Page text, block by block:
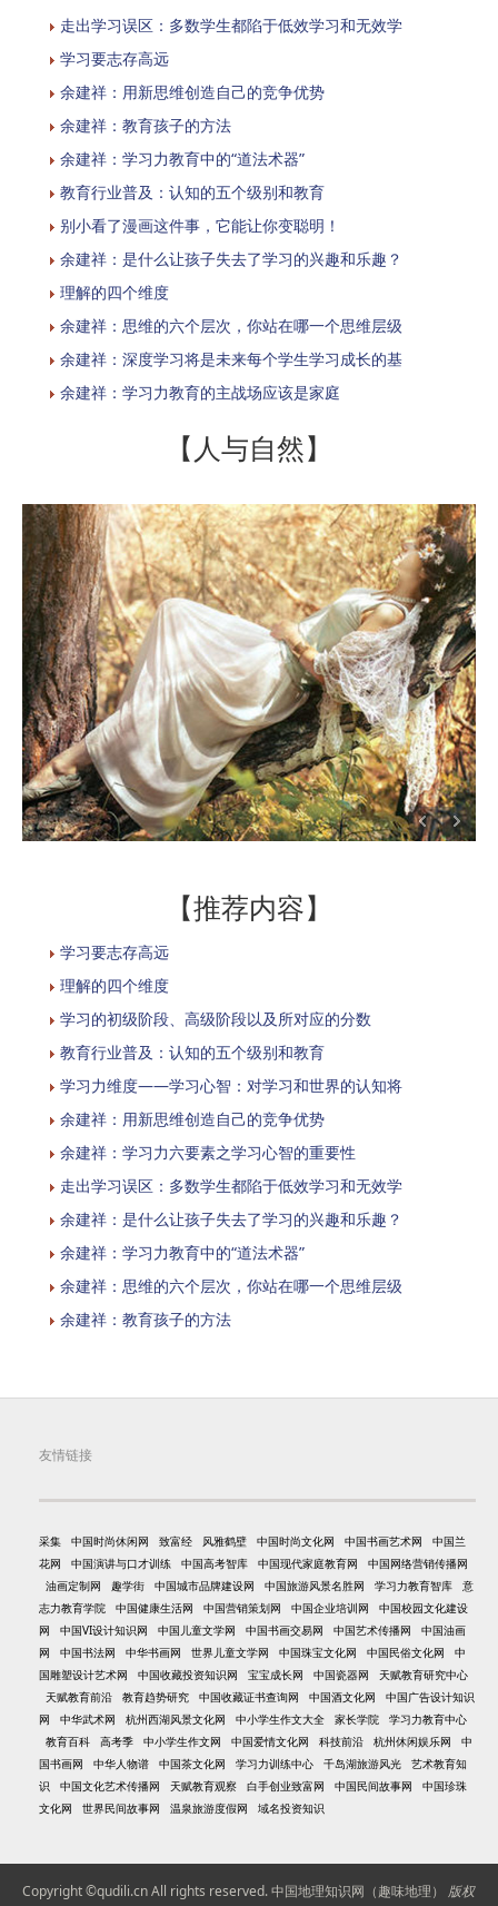
走出学习误区：多数学生都陷于低效学习和无效学
学习要志存高远
余建祥：用新思维创造自己的竞争优势
余建祥：教育孩子的方法
余建祥：学习力教育中的“道法术器”
教育行业普及：认知的五个级别和教育
别小看了漫画这件事，它能让你变聪明！
余建祥：是什么让孩子失去了学习的兴趣和乐趣？
理解的四个维度
余建祥：思维的六个层次，你站在哪一个思维层级
余建祥：深度学习将是未来每个学生学习成长的基
余建祥：学习力教育的主战场应该是家庭
【人与自然】
【推荐内容】
学习要志存高远
理解的四个维度
学习的初级阶段、高级阶段以及所对应的分数
教育行业普及：认知的五个级别和教育
学习力维度——学习心智：对学习和世界的认知将
余建祥：用新思维创造自己的竞争优势
余建祥：学习力六要素之学习心智的重要性
走出学习误区：多数学生都陷于低效学习和无效学
余建祥：是什么让孩子失去了学习的兴趣和乐趣？
余建祥：学习力教育中的“道法术器”
余建祥：思维的六个层次，你站在哪一个思维层级
余建祥：教育孩子的方法
友情链接
采集 中国时尚休闲网 致富经 风雅鹤壁 中国时尚文化网 中国书画艺术网
中国兰
花网
中国演讲与口才训练 中国高考智库 中国现代家庭教育网
中国网络营销传播网
油画定制网
趣学街 中国城市品牌建设网 中国旅游风景名胜网 学习力教育智库
意
志力教育学院
中国健康生活网 中国营销策划网 中国企业培训网
中国校园文化建设
网
中国VI设计知识网 中国儿童文学网 中国书画交易网 中国艺术传播网
中国油画
网
中国书法网 中华书画网 世界儿童文学网 中国珠宝文化网 中国民俗文化网
中
国雕塑设计艺术网
中国收藏投资知识网 宝宝成长网 中国瓷器网
天赋教育研究中心
天赋教育前沿
教育趋势研究 中国收藏证书查询网 中国酒文化网
中国广告设计知识
网
中华武术网 杭州西湖风景文化网 中小学生作文大全 家长学院
学习力教育中心
教育百科
高考季 中小学生作文网 中国爱情文化网 科技前沿 杭州休闲娱乐网
中
国书画网
中华人物谱 中国茶文化网 学习力训练中心 千岛湖旅游风光
艺术教育知
识
中国文化艺术传播网 天赋教育观察 白手创业致富网 中国民间故事网
中国珍珠
文化网
世界民间故事网 温泉旅游度假网 域名投资知识
Copyright ©qudili.cn All rights reserved.中国地理知识网（趣味地理）
版权